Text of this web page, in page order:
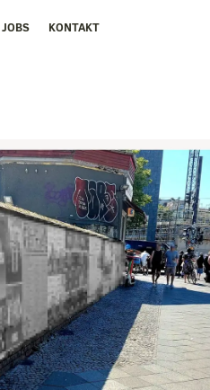
JOBS KONTAKT